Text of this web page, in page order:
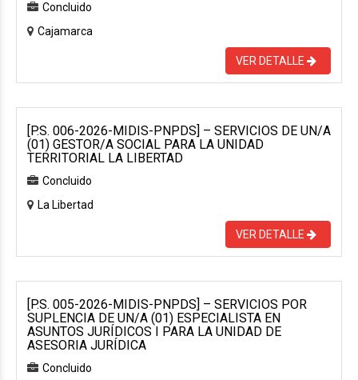
Concluido
Cajamarca
VER DETALLE
[P.S. 006-2026-MIDIS-PNPDS] – SERVICIOS DE UN/A
(01) GESTOR/A SOCIAL PARA LA UNIDAD
TERRITORIAL LA LIBERTAD
Concluido
La Libertad
VER DETALLE
[P.S. 005-2026-MIDIS-PNPDS] – SERVICIOS POR
SUPLENCIA DE UN/A (01) ESPECIALISTA EN
ASUNTOS JURÍDICOS I PARA LA UNIDAD DE
ASESORIA JURÍDICA
Concluido